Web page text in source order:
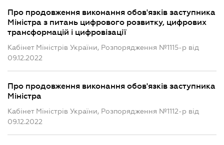
Про продовження виконання обов'язків заступника
Міністра з питань цифрового розвитку, цифрових
трансформацій і цифровізації
Кабінет Міністрів України, Розпорядження №1115-р від
09.12.2022
Про продовження виконання обов'язків заступника
Міністра
Кабінет Міністрів України, Розпорядження №1112-р від
09.12.2022